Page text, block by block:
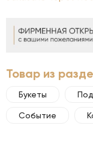
Товар из
Букеты
Событие